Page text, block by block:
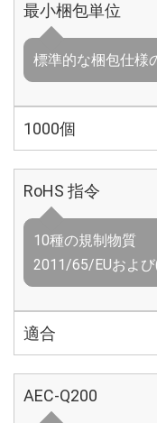
最小梱包単位
標準的な梱包仕様
1000個
RoHS 指令
10種の規制物質
2011/65/EUおよ
適合
AEC-Q200